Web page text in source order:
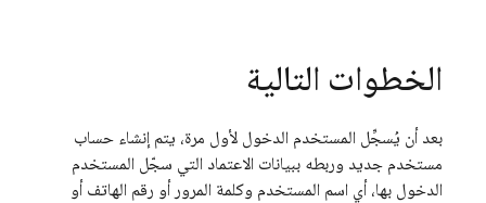
الخطوات التالية
بعد أن يُسجِّل المستخدم الدخول لأول مرة، يتم إنشاء حساب
مستخدم جديد وربطه ببيانات الاعتماد التي سجّل المستخدم
الدخول بها، أي اسم المستخدم وكلمة المرور أو رقم الهاتف أو